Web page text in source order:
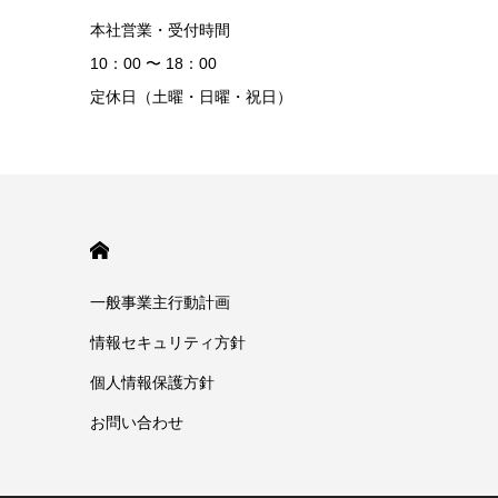
本社営業・受付時間
10：00 〜 18：00
定休日（土曜・日曜・祝日）
一般事業主行動計画
情報セキュリティ方針
個人情報保護方針
お問い合わせ